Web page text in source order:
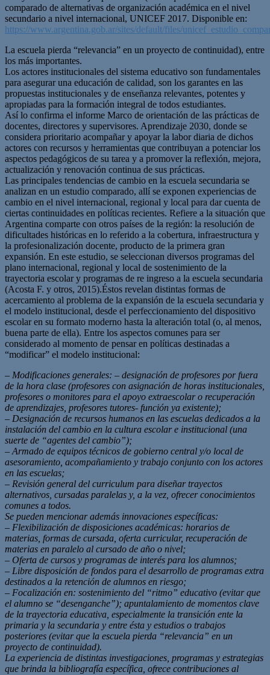
comparado de alternativas de organización académica en el nivel
secundario a nivel internacional, UNICEF 2017. Disponible en:
https://www.argentina.gob.ar/sites/default/files/
La escuela pierda “relevancia” en un proyecto de continuidad), entre
los más importantes.
Los actores institucionales del sistema educativo son fundamentales
para asegurar una educación de calidad, son los garantes en las
propuestas institucionales y de enseñanza relevantes, potentes y
apropiadas para la formación integral de todos estudiantes.
Así lo confirma el informe Marco de orientación de las prácticas de
docentes, directores y supervisores. Aprendizaje 2030, donde se
considera prioritario acompañar y apoyar la labor diaria de dichos
actores con recursos y herramientas que contribuyan a potenciar los
aspectos pedagógicos de su tarea y a promover la reflexión, mejora,
actualización y renovación continua de sus prácticas.
Las principales tendencias de cambio en la escuela secundaria se
analizan en un estudio comparado, allí se exponen experiencias de
cambio en el nivel internacional, regional y local para dar cuenta de
ciertas continuidades en políticas recientes. Refiere a la situación que
Argentina comparte con otros países de la región: la resolución de
dificultades históricas en lo referido a la cobertura, infraestructura y
la profesionalización docente, producto de la primera gran
expansión. En este estudio, se seleccionan diversos programas del
plano internacional, regional y local de sostenimiento de la
trayectoria escolar y programas de re ingreso a la escuela secundaria
(Acosta F. y otros, 2015).Éstos revelan distintas formas de
acercamiento al problema de la expansión de la escuela secundaria y
el modelo institucional, desde el perfeccionamiento del dispositivo
escolar en su formato moderno hasta la alteración total (o, al menos,
buena parte de ella). Entre los aspectos comunes para ser
considerado al momento de pensar en políticas destinadas a
“modificar” el modelo institucional:
– Modificaciones generales: – designación de profesores por fuera
de la hora clase (profesores con asignación de horas institucionales,
profesores o monitores para el apoyo extraescolar o recuperación
de aprendizajes, profesores tutores- función ya existente);
– Designación de recursos humanos en las escuelas dedicados a la
instalación del cambio en la cultura escolar e institucional (una
suerte de “agentes del cambio”);
– Armado de equipos técnicos de gobierno central y/o local de
asesoramiento, acompañamiento y trabajo conjunto con los actores
en las escuelas;
– Revisión general del curriculum para diseñar trayectos
alternativos, cursadas paralelas y, a la vez, ofrecer conocimientos
comunes a todos.
Se pueden mencionar además innovaciones específicas:
– Flexibilización de disposiciones académicas: horarios de
materias, formas de cursada, oferta curricular, recuperación de
materias en paralelo al cursado de año o nivel;
– Oferta de cursos y programas de interés para los alumnos;
– Libre disposición de fondos para el desarrollo de programas extra
destinados a la retención de alumnos en riesgo;
– Focalización en: sostenimiento del “ritmo” educativo (evitar que
el alumno se “desenganche”); apuntalamiento de momentos clave
de la trayectoria educativa, especialmente la transición ente la
primaria y la secundaria y entre ésta y estudios o trabajos
posteriores (evitar que la escuela pierda “relevancia” en un
proyecto de continuidad).
La experiencia de distintas investigaciones, programas y estrategias
que brinda la bibliografía específica, ofrece contribuciones al